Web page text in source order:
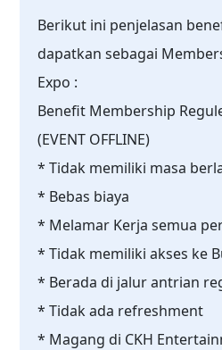
Berikut ini penjelasan
dapatkan sebagai
Expo :
Benefit Membership
(EVENT OFFLINE)
* Tidak memiliki masa
* Bebas biaya
* Melamar Kerja semua
* Tidak memiliki akses ke
* Berada di jalur antrian
* Tidak ada refreshment
* Magang di CKH